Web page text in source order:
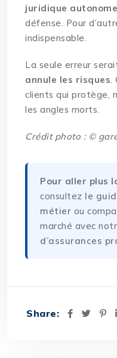
juridique autonome
défense. Pour
indispensable.
La seule erreur
annule les risques.
clients qui protège,
les angles morts.
Crédit photo : ©
Pour aller plus
consultez le
métier ou
marché avec
d’assurances
Share: